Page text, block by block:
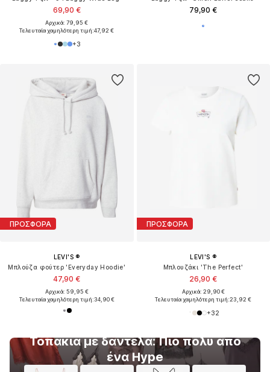
69,90 €
Αρχικά: 79,95 €
Τελευταία χαμηλότερη τιμή:47,92 €
+3
79,90 €
ΠΡΟΣΦΟΡΑ
LEVI'S ®
Μπλούζα φούτερ 'Everyday Hoodie'
47,90 €
Αρχικά: 59,95 €
Τελευταία χαμηλότερη τιμή:34,90 €
Τοπάκια με δαντέλα: Πιο πολύ από
ένα Hype
ΠΡΟΣΦΟΡΑ
LEVI'S ®
Μπλουζάκι 'The Perfect'
26,90 €
Αρχικά: 29,90 €
Τελευταία χαμηλότερη τιμή:23,92 €
+32